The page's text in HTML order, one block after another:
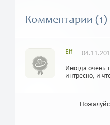
Комментарии (1)
Elf
Иногда очень
интресно, и